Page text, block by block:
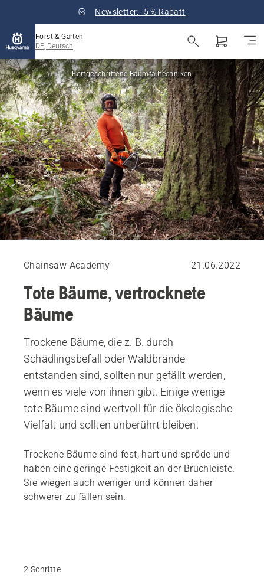
Newsletter: -5 % Rabatt
Forst & Garten
DE, Deutsch
Fortgeschrittene Baumfälltechniken
Chainsaw Academy 21.06.2022
Tote Bäume, vertrocknete
Bäume
Trockene Bäume, die z. B. durch
Schädlingsbefall oder Waldbrände
entstanden sind, sollten nur gefällt werden,
wenn es viele von ihnen gibt. Einige wenige
tote Bäume sind wertvoll für die ökologische
Vielfalt und sollten unberührt bleiben.
Trockene Bäume sind fest, hart und spröde und
haben eine geringe Festigkeit an der Bruchleiste.
Sie wiegen auch weniger und können daher
schwerer zu fällen sein.
2 Schritte